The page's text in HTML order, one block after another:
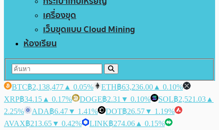
เครื่องขุด
เว็บขุดแบบ Cloud Mining
ห้องเรียน
BTC฿2,138,477 ▲ 0.05% ETH฿63,236.00 ▲ 0.10%
XRP฿34.15 ▲ 0.17% DOGE฿2.31 ▼ 0.10% SOL฿2,521.03 ▲
2.25%
ADA฿6.47▼ 1.41% DOT฿26.57▼ 1.19%
AVAX฿213.65▼ 0.42% LINK฿274.06 ▲ 0.15%